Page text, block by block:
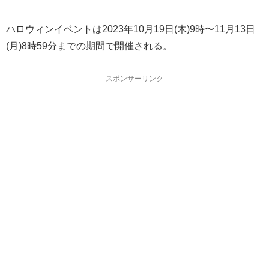
ハロウィンイベントは2023年10月19日(木)9時〜11月13日
(月)8時59分までの期間で開催される。
スポンサーリンク